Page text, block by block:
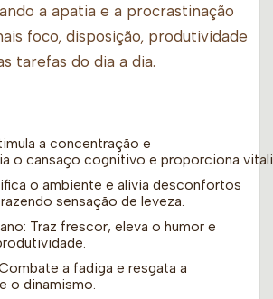
a apatia e a procrastinação
foco, disposição, produtividade
tarefas do dia a dia.
a concentração e
o cansaço cognitivo e proporciona
o ambiente e alivia desconfortos
sensação de leveza.
Traz frescor, eleva o humor e
a fadiga e resgata a
o dinamismo.